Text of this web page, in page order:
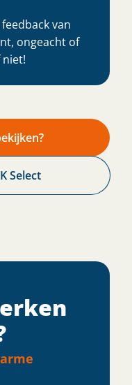
van
ongeacht of
Select